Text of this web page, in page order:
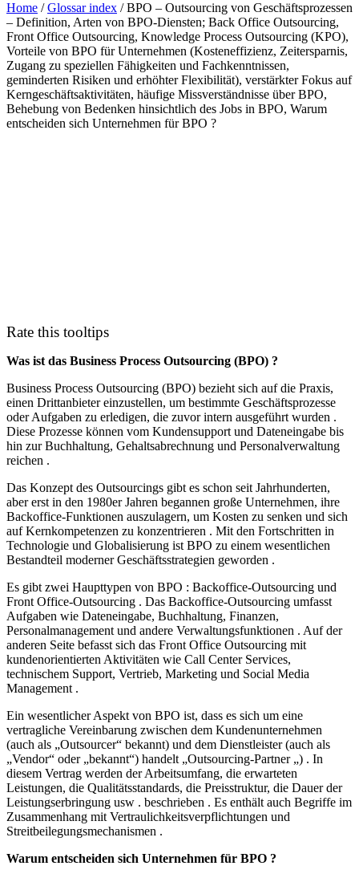
Home /Glossar index /BPO – Outsourcing von Geschäftsprozessen
– Definition, Arten von BPO-Diensten; Back Office Outsourcing,
Front Office Outsourcing, Knowledge Process Outsourcing (KPO),
Vorteile von BPO für Unternehmen (Kosteneffizienz, Zeitersparnis,
Zugang zu speziellen Fähigkeiten und Fachkenntnissen,
geminderten Risiken und erhöhter Flexibilität), verstärkter Fokus auf
Kerngeschäftsaktivitäten, häufige Missverständnisse über BPO,
Behebung von Bedenken hinsichtlich des Jobs in BPO, Warum
entscheiden sich Unternehmen für BPO ?
Rate this tooltips
Was ist das Business Process Outsourcing (BPO) ?
Business Process Outsourcing (BPO) bezieht sich auf die Praxis,
einen Drittanbieter einzustellen, um bestimmte Geschäftsprozesse
oder Aufgaben zu erledigen, die zuvor intern ausgeführt wurden .
Diese Prozesse können vom Kundensupport und Dateneingabe bis
hin zur Buchhaltung, Gehaltsabrechnung und Personalverwaltung
reichen .
Das Konzept des Outsourcings gibt es schon seit Jahrhunderten,
aber erst in den 1980er Jahren begannen große Unternehmen, ihre
Backoffice-Funktionen auszulagern, um Kosten zu senken und sich
auf Kernkompetenzen zu konzentrieren . Mit den Fortschritten in
Technologie und Globalisierung ist BPO zu einem wesentlichen
Bestandteil moderner Geschäftsstrategien geworden .
Es gibt zwei Haupttypen von BPO : Backoffice-Outsourcing und
Front Office-Outsourcing . Das Backoffice-Outsourcing umfasst
Aufgaben wie Dateneingabe, Buchhaltung, Finanzen,
Personalmanagement und andere Verwaltungsfunktionen . Auf der
anderen Seite befasst sich das Front Office Outsourcing mit
kundenorientierten Aktivitäten wie Call Center Services,
technischem Support, Vertrieb, Marketing und Social Media
Management .
Ein wesentlicher Aspekt von BPO ist, dass es sich um eine
vertragliche Vereinbarung zwischen dem Kundenunternehmen
(auch als „Outsourcer“ bekannt) und dem Dienstleister (auch als
„Vendor“ oder „bekannt“) handelt „Outsourcing-Partner „) . In
diesem Vertrag werden der Arbeitsumfang, die erwarteten
Leistungen, die Qualitätsstandards, die Preisstruktur, die Dauer der
Leistungserbringung usw . beschrieben . Es enthält auch Begriffe im
Zusammenhang mit Vertraulichkeitsverpflichtungen und
Streitbeilegungsmechanismen .
Warum entscheiden sich Unternehmen für BPO ?